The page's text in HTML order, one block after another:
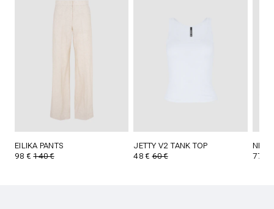
EILIKA PANTS
98 €140 €
JETTY V2 TANK TOP
48 €60 €
NENI
77 €